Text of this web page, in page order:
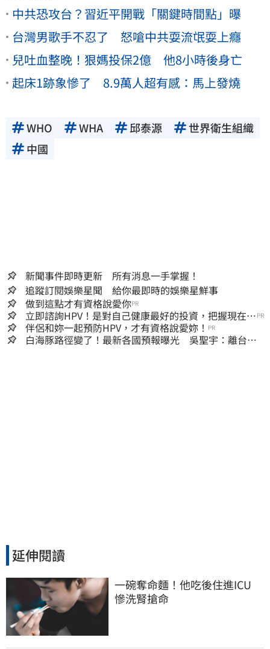
中共恐攻台？習近平開戰「關鍵時間點」曝
台灣男歌手不忍了 怒嗆中共耍流氓耍上癮
兒吐血整晚！狠媽投保2億 他8小時後身亡
起床1跡象慘了 8.9萬人超有感：馬上發燒
WHO WHA 邱泰源
世界衛生組織
中國
新聞事件即時更新 所有消息一手掌握！
追蹤訂閱娛樂星聞 給你最即時的娛樂星鮮事
做到這點才有資格說愛你PR
立即諮詢HPV！是對自己健康最好的投資，把握現在不
嫌晚！
PR
伴侶和妳一起預防HPV，才有資格說愛妳！ PR
白海豚路徑變了！最新各國預報曝光 吳聖宇：離台灣
延伸閱讀
一碗奪命麵！他吃後住進ICU
慘洗腎搶命